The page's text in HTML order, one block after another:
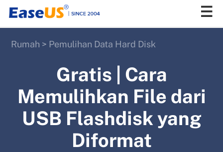
Rumah > Pemulihan Data Hard Disk
Gratis | Cara
Memulihkan File dari
USB Flashdisk yang
Diformat